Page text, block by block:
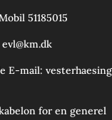
51185015
evl@km.dk
E-mail:
for en generel